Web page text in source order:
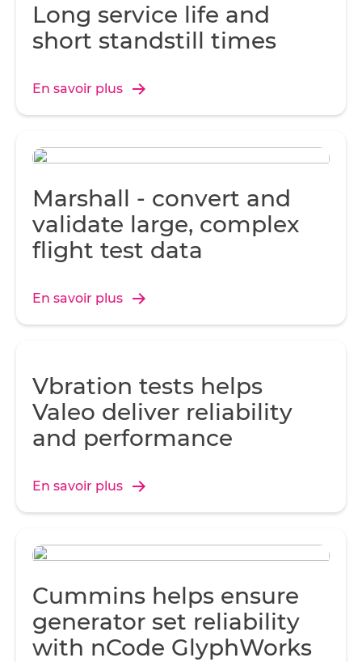
Long service life and
short standstill times
En savoir plus
Marshall - convert and
validate large, complex
flight test data
En savoir plus
Vbration tests helps
Valeo deliver reliability
and performance
En savoir plus
Cummins helps ensure
generator set reliability
with nCode GlyphWorks